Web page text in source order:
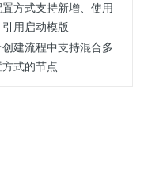
方式支持新增、使用
用启动模版
创建流程中支持混合多
式的节点